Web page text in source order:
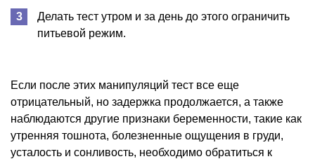
Делать тест утром и за день до этого ограничить
питьевой режим.
Если после этих манипуляций тест все еще
отрицательный, но задержка продолжается, а также
наблюдаются другие признаки беременности, такие как
утренняя тошнота, болезненные ощущения в груди,
усталость и сонливость, необходимо обратиться к